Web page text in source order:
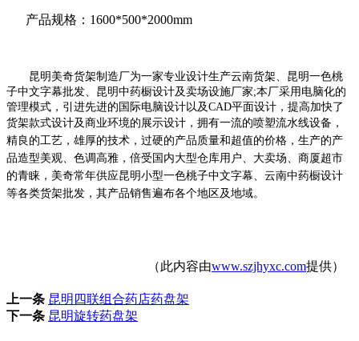
产品规格：1600*500*2000mm
昆明美奇货架制造厂为一家专业设计生产云南货架、昆明一色桃
子中文字幕批发、昆明中药橱设计及卖场设施厂家;本厂采用电脑化的
管理模式，引进先进的国际电脑设计以及CAD平面设计，提高加快了
货架款式设计及商业环境的展示设计，拥有一流的喷塑流水线设备，
精良的工艺，雄厚的技术，过硬的产品质量和超值的价格，生产的产
品造型美观、色调高雅，倍受国内大型仓库用户、大卖场、商厦超市
的青睐，美奇常年供应昆明小型一色桃子中文字幕、云南中药橱设计
等各类货架批发，其产品销售遍布各个地区及地域。
（此内容由www.szjhyxc.com提供）
上一条 昆明四联组合药店药盘架
下一条 昆明旋转药盘架